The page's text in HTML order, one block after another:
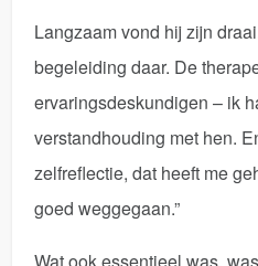
Langzaam vond hij zijn
begeleiding daar. De
ervaringsdeskundigen – ik
verstandhouding met hen.
zelfreflectie, dat heeft me
goed weggegaan.”